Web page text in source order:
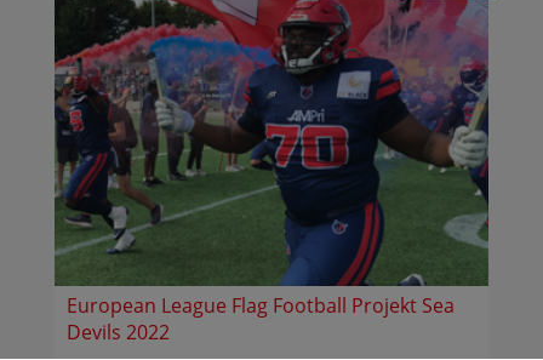
European League Flag Football Projekt Sea
Devils 2022